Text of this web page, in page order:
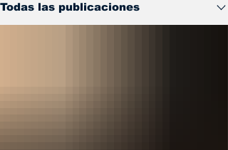
Todas las publicaciones